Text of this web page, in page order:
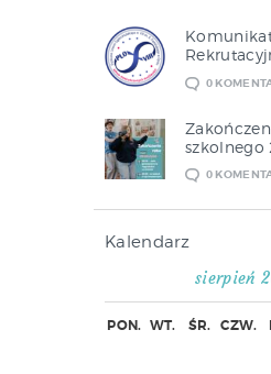
0
szkolnego
0
Kalendarz
sierpień
PON. WT. ŚR. CZW.